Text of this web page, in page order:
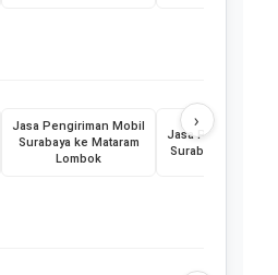
Jasa Pengiriman Mobil
Surabaya ke Mataram
Lombok
Jasa Pengiriman
Surabaya ke
›